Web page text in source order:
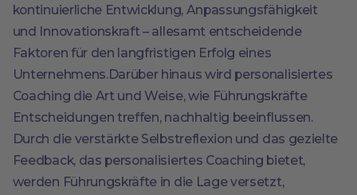
kontinuierliche Entwicklung, Anpassungsfähigkeit
und Innovationskraft – allesamt entscheidende
Faktoren für den langfristigen Erfolg eines
Unternehmens.Darüber hinaus wird personalisiertes
Coaching die Art und Weise, wie Führungskräfte
Entscheidungen treffen, nachhaltig beeinflussen.
Durch die verstärkte Selbstreflexion und das gezielte
Feedback, das personalisiertes Coaching bietet,
werden Führungskräfte in die Lage versetzt,